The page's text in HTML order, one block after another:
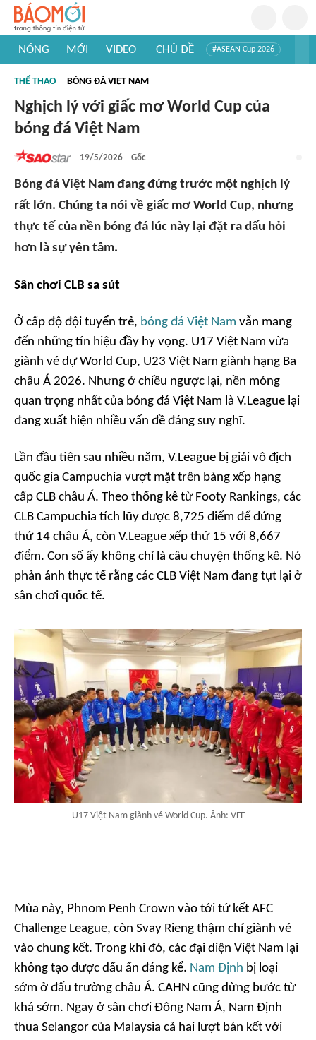
NÓNG MỚI VIDEO CHỦ ĐỀ #ASEAN Cup 2026
#Khám phá thế giới
THỂ THAO BÓNG ĐÁ VIỆT NAM
Nghịch lý với giấc mơ World Cup của
bóng đá Việt Nam
19/5/2026 Gốc
Bóng đá Việt Nam đang đứng trước một nghịch lý
rất lớn. Chúng ta nói về giấc mơ World Cup, nhưng
thực tế của nền bóng đá lúc này lại đặt ra dấu hỏi
hơn là sự yên tâm.
Sân chơi CLB sa sút
Ở cấp độ đội tuyển trẻ, bóng đá Việt Nam vẫn mang
đến những tín hiệu đầy hy vọng. U17 Việt Nam vừa
giành vé dự World Cup, U23 Việt Nam giành hạng Ba
châu Á 2026. Nhưng ở chiều ngược lại, nền móng
quan trọng nhất của bóng đá Việt Nam là V.League lại
đang xuất hiện nhiều vấn đề đáng suy nghĩ.
Lần đầu tiên sau nhiều năm, V.League bị giải vô địch
quốc gia Campuchia vượt mặt trên bảng xếp hạng
cấp CLB châu Á. Theo thống kê từ Footy Rankings, các
CLB Campuchia tích lũy được 8,725 điểm để đứng
thứ 14 châu Á, còn V.League xếp thứ 15 với 8,667
điểm. Con số ấy không chỉ là câu chuyện thống kê. Nó
phản ánh thực tế rằng các CLB Việt Nam đang tụt lại ở
sân chơi quốc tế.
U17 Việt Nam giành vé World Cup. Ảnh: VFF
Mùa này, Phnom Penh Crown vào tới tứ kết AFC
Challenge League, còn Svay Rieng thậm chí giành vé
vào chung kết. Trong khi đó, các đại diện Việt Nam lại
không tạo được dấu ấn đáng kể. Nam Định bị loại
sớm ở đấu trường châu Á. CAHN cũng dừng bước từ
khá sớm. Ngay ở sân chơi Đông Nam Á, Nam Định
thua Selangor của Malaysia cả hai lượt bán kết với